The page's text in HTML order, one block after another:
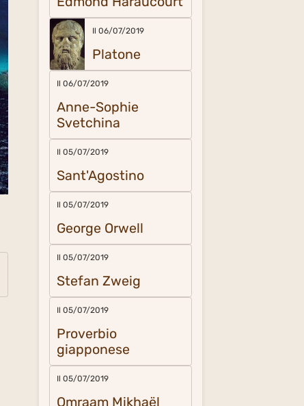
Il 06/07/2019
Platone
Il 06/07/2019
Anne-Sophie
Svetchina
Il 05/07/2019
Sant'Agostino
Il 05/07/2019
George Orwell
Il 05/07/2019
Stefan Zweig
Il 05/07/2019
Proverbio
giapponese
Il 05/07/2019
Omraam Mikhaël